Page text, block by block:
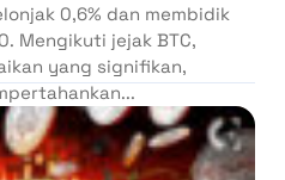
0,6% dan membidik
Mengikuti jejak BTC,
yang signifikan,